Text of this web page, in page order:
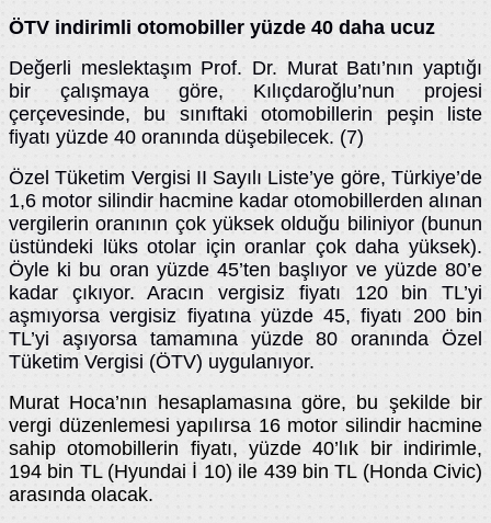
ÖTV indirimli otomobiller yüzde 40 daha ucuz
Değerli meslektaşım Prof. Dr. Murat Batı’nın yaptığı
bir çalışmaya göre, Kılıçdaroğlu’nun projesi
çerçevesinde, bu sınıftaki otomobillerin peşin liste
fiyatı yüzde 40 oranında düşebilecek. (7)
Özel Tüketim Vergisi II Sayılı Liste’ye göre, Türkiye’de
1,6 motor silindir hacmine kadar otomobillerden alınan
vergilerin oranının çok yüksek olduğu biliniyor (bunun
üstündeki lüks otolar için oranlar çok daha yüksek).
Öyle ki bu oran yüzde 45’ten başlıyor ve yüzde 80’e
kadar çıkıyor. Aracın vergisiz fiyatı 120 bin TL’yi
aşmıyorsa vergisiz fiyatına yüzde 45, fiyatı 200 bin
TL’yi aşıyorsa tamamına yüzde 80 oranında Özel
Tüketim Vergisi (ÖTV) uygulanıyor.
Murat Hoca’nın hesaplamasına göre, bu şekilde bir
vergi düzenlemesi yapılırsa 16 motor silindir hacmine
sahip otomobillerin fiyatı, yüzde 40’lık bir indirimle,
194 bin TL (Hyundai İ 10) ile 439 bin TL (Honda Civic)
arasında olacak.